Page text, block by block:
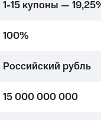
1-15 купоны —
100%
Российский рубль
15 000 000 000